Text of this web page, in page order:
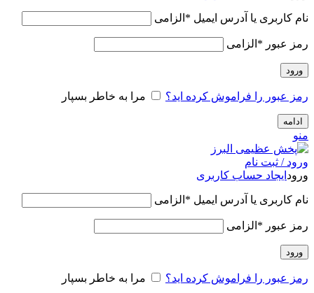
نام کاربری یا آدرس ایمیل * الزامی
رمز عبور * الزامی
ورود
رمز عبور را فراموش کرده اید؟ مرا به خاطر بسپار
ادامه
منو
ورود / ثبت نام
ورود ایجاد حساب کاربری
نام کاربری یا آدرس ایمیل * الزامی
رمز عبور * الزامی
ورود
رمز عبور را فراموش کرده اید؟ مرا به خاطر بسپار